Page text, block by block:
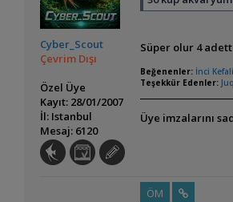
Cyber_Scout
Çevrim Dışı
Özel Üye
Kayıt: 28/01/2007
İl: Istanbul
Mesaj: 6120
Süper olur 4
Beğenenler: İnci
Teşekkür Edenler:
Üye imzalarını
ÖM